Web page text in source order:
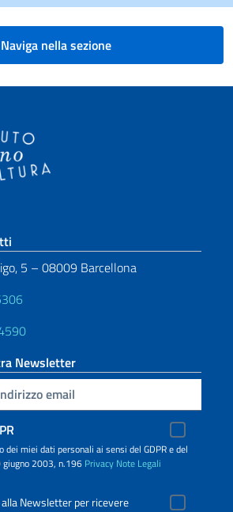
Naviga nella sezione
5 – 08009 Barcellona
Newsletter
miei dati personali ai sensi del GDPR e del
giugno 2003, n.196 Privacy Note Legali
Newsletter per ricevere